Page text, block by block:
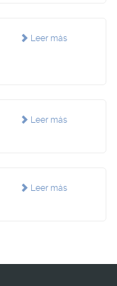
Leer más
Leer más
Leer más